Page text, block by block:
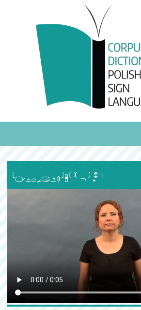
